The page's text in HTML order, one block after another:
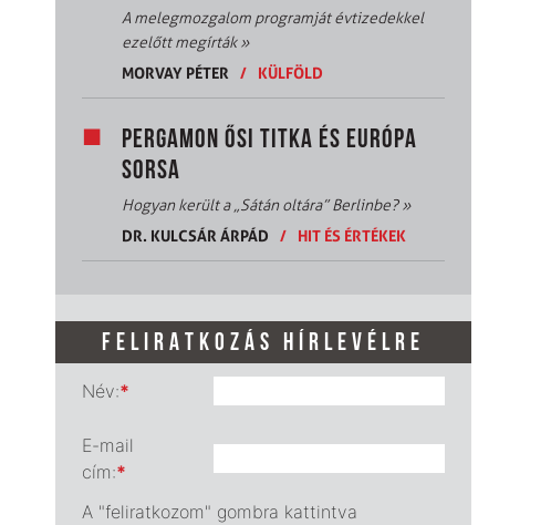
A melegmozgalom programját évtizedekkel
ezelőtt megírták»
MORVAY PÉTER
/ KÜLFÖLD
PERGAMON ŐSI TITKA ÉS EURÓPA
SORSA
Hogyan került a „Sátán oltára” Berlinbe?»
DR. KULCSÁR ÁRPÁD
/ HIT ÉS ÉRTÉKEK
FELIRATKOZÁS HÍRLEVÉLRE
Név:*
E-mail
cím:*
A "feliratkozom" gombra kattintva